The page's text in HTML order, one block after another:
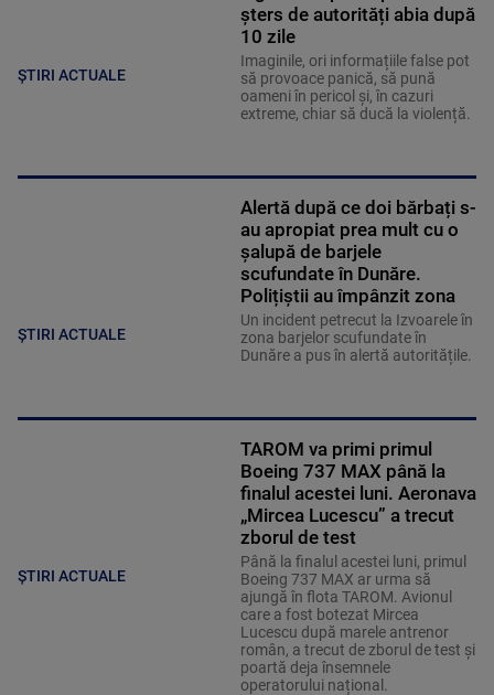
ȘTIRI ACTUALE
șters de autorități abia după
10 zile
Imaginile, ori informațiile false pot
să provoace panică, să pună
oameni în pericol și, în cazuri
extreme, chiar să ducă la violență.
ȘTIRI ACTUALE
Alertă după ce doi bărbați s-
au apropiat prea mult cu o
șalupă de barjele
scufundate în Dunăre.
Polițiștii au împânzit zona
Un incident petrecut la Izvoarele în
zona barjelor scufundate în
Dunăre a pus în alertă autoritățile.
ȘTIRI ACTUALE
TAROM va primi primul
Boeing 737 MAX până la
finalul acestei luni. Aeronava
„Mircea Lucescu” a trecut
zborul de test
Până la finalul acestei luni, primul
Boeing 737 MAX ar urma să
ajungă în flota TAROM. Avionul
care a fost botezat Mircea
Lucescu după marele antrenor
român, a trecut de zborul de test și
poartă deja însemnele
operatorului național.